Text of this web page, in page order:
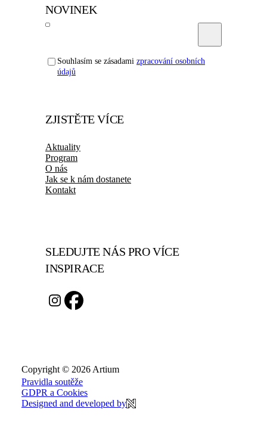
ZJISTĚTE VÍCE
Aktuality
Program
O nás
Jak se k nám dostanete
Kontakt
NOVINEK
Souhlasím se zásadami zpracování osobních
údajů
SLEDUJTE NÁS PRO VÍCE
INSPIRACE
Copyright © 2026 Artium
Pravidla soutěže
GDPR a Cookies
Designed and developed by